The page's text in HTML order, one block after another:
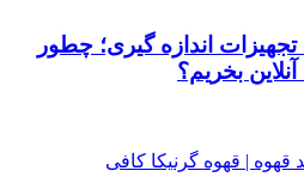
فروشگاه کتاب DMDBook | خرید کتاب فانتزی،
و رمان بدون حذفیات